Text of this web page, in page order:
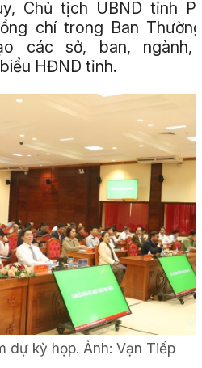
Chủ tịch UBND tỉnh
chí trong Ban
các sở, ban, ngành,
HĐND tỉnh.
dự kỳ họp. Ảnh: Vạn Tiếp